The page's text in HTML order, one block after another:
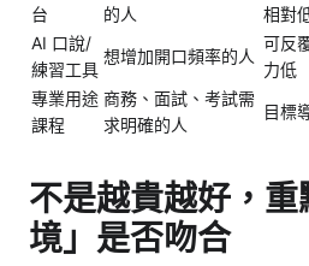
台
的人
相對
AI 口說/
練習工具
想增加開口頻率的人
可反
力低
專業用途
課程
商務、面試、考試需
求明確的人
目標
不是越貴越好，
境」是否吻合